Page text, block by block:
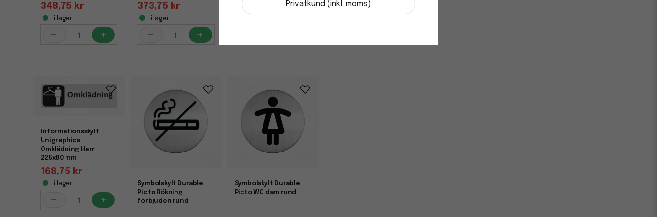
348,75 kr
i lager
- +
373,75 kr
i lager
- +
Informationsskylt
Unigraphics
Omklädning Herr
225x80 mm
168,75 kr
i lager
- +
Symbolskylt Durable
Picto Rökning
förbjuden rund
Symbolskylt Durable
Picto WC dam rund
Privatkund (inkl. moms)